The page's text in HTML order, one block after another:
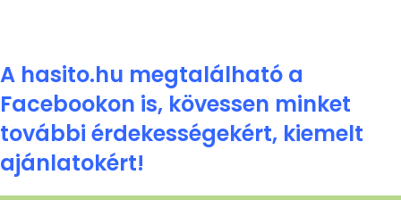
A hasito.hu megtalálható a
Facebookon is, kövessen minket
további érdekességekért, kiemelt
ajánlatokért!